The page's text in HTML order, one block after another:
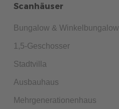
Scanhäuser
Bungalow & Winkelbungalow
1,5-Geschosser
Stadtvilla
Ausbauhaus
Mehrgenerationenhaus